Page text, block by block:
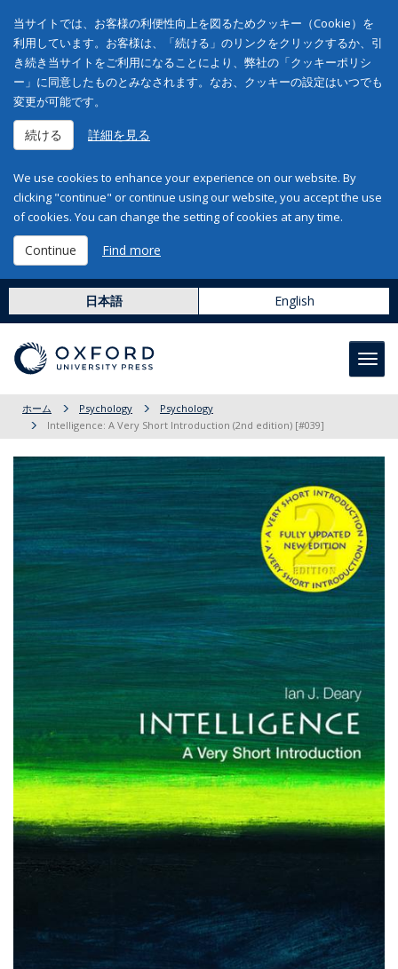
当サイトでは、お客様の利便性向上を図るためクッキー（Cookie）を
利用しています。お客様は、「続ける」のリンクをクリックするか、引
き続き当サイトをご利用になることにより、弊社の「クッキーポリシ
ー」に同意したものとみなされます。なお、クッキーの設定はいつでも
変更が可能です。
続ける 詳細を見る
We use cookies to enhance your experience on our website. By
clicking "continue" or continue using our website, you accept the use
of cookies. You can change the setting of cookies at any time.
Continue Find more
日本語 English
ホーム Psychology
Psychology
Intelligence: A Very Short Introduction (2nd edition) [#039]